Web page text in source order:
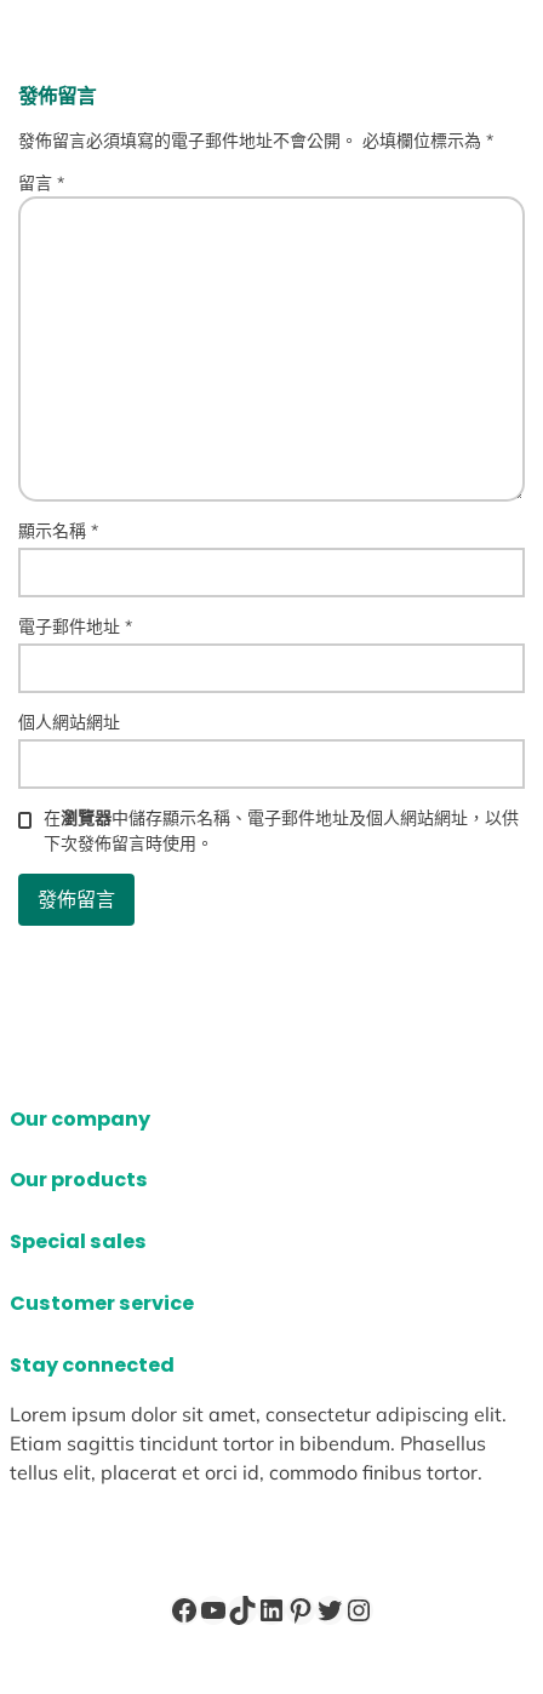
發佈留言
發佈留言必須填寫的電子郵件地址不會公開。 必填欄位標示為*
留言*
顯示名稱*
電子郵件地址*
個人網站網址
在瀏覽器中儲存顯示名稱、電子郵件地址及個人網站網址，以供
下次發佈留言時使用。
Our company
Our products
Special sales
Customer service
Stay connected
Lorem ipsum dolor sit amet, consectetur adipiscing elit.
Etiam sagittis tincidunt tortor in bibendum. Phasellus
tellus elit, placerat et orci id, commodo finibus tortor.
Facebook
YouTube
TikTok
LinkedIn
Pinterest
X Instagram